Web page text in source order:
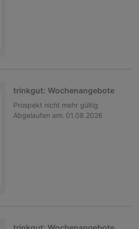
trinkgut: Wochenangebote
Prospekt nicht mehr gültig
Abgelaufen am: 01.08.2026